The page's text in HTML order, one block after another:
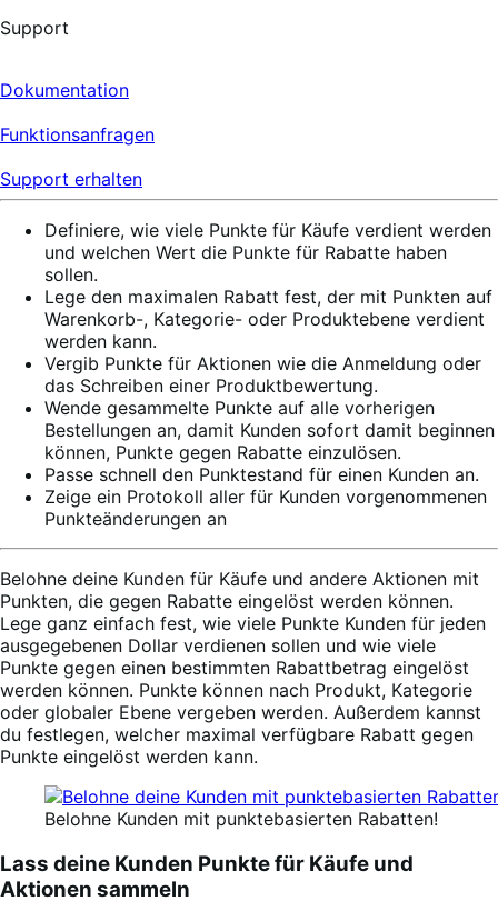
Support
Dokumentation
Funktionsanfragen
Support erhalten
Definiere, wie viele Punkte für Käufe verdient werden
und welchen Wert die Punkte für Rabatte haben
sollen.
Lege den maximalen Rabatt fest, der mit Punkten auf
Warenkorb-, Kategorie- oder Produktebene verdient
werden kann.
Vergib Punkte für Aktionen wie die Anmeldung oder
das Schreiben einer Produktbewertung.
Wende gesammelte Punkte auf alle vorherigen
Bestellungen an, damit Kunden sofort damit beginnen
können, Punkte gegen Rabatte einzulösen.
Passe schnell den Punktestand für einen Kunden an.
Zeige ein Protokoll aller für Kunden vorgenommenen
Punkteänderungen an
Belohne deine Kunden für Käufe und andere Aktionen mit
Punkten, die gegen Rabatte eingelöst werden können.
Lege ganz einfach fest, wie viele Punkte Kunden für jeden
ausgegebenen Dollar verdienen sollen und wie viele
Punkte gegen einen bestimmten Rabattbetrag eingelöst
werden können. Punkte können nach Produkt, Kategorie
oder globaler Ebene vergeben werden. Außerdem kannst
du festlegen, welcher maximal verfügbare Rabatt gegen
Punkte eingelöst werden kann.
Belohne Kunden mit punktebasierten Rabatten!
Lass deine Kunden Punkte für Käufe und
Aktionen sammeln